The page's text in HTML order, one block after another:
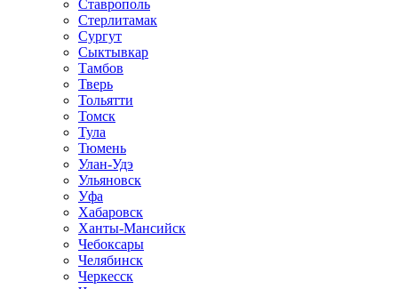
Ставрополь
Стерлитамак
Сургут
Сыктывкар
Тамбов
Тверь
Тольятти
Томск
Тула
Тюмень
Улан-Удэ
Ульяновск
Уфа
Хабаровск
Ханты-Мансийск
Чебоксары
Челябинск
Черкесск